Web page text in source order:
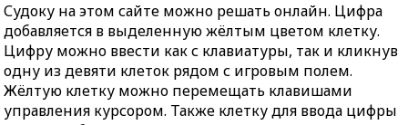
Судоку на этом сайте можно решать онлайн. Цифра
добавляется в выделенную жёлтым цветом клетку.
Цифру можно ввести как с клавиатуры, так и кликнув
одну из девяти клеток рядом с игровым полем.
Жёлтую клетку можно перемещать клавишами
управления курсором. Также клетку для ввода цифры